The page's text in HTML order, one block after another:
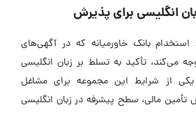
انگلیسی برای پذیرش
استخدام بانک خاورمیانه که در آگهی‌های
می‌کند، تأکید به تسلط بر زبان انگلیسی
از شرایط این مجموعه برای مشاغل
تأمین مالی، سطح پیشرفه در زبان انگلیسی